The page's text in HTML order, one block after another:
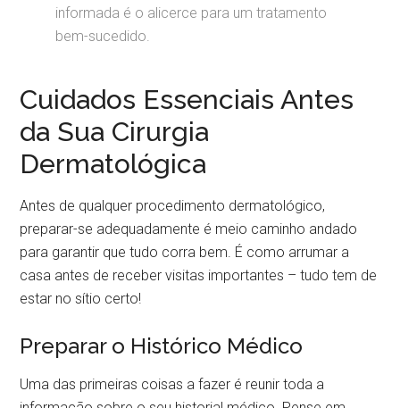
informada é o alicerce para um tratamento
bem-sucedido.
Cuidados Essenciais Antes
da Sua Cirurgia
Dermatológica
Antes de qualquer procedimento dermatológico,
preparar-se adequadamente é meio caminho andado
para garantir que tudo corra bem. É como arrumar a
casa antes de receber visitas importantes – tudo tem de
estar no sítio certo!
Preparar o Histórico Médico
Uma das primeiras coisas a fazer é reunir toda a